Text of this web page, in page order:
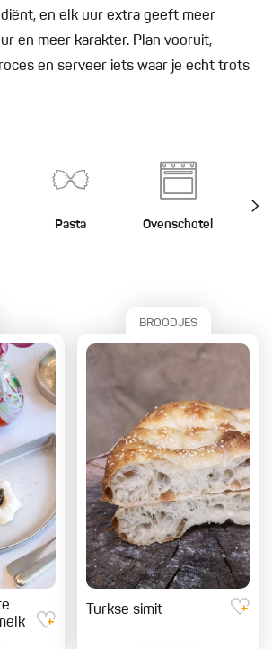
en elk uur extra geeft meer
en meer karakter. Plan vooruit,
en serveer iets waar je echt trots
Pasta Ovenschotel
BROODJES
Turkse simit